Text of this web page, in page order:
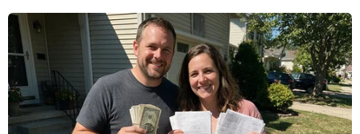
Viện Pasteur Hàn Quốc và Daewoong phát